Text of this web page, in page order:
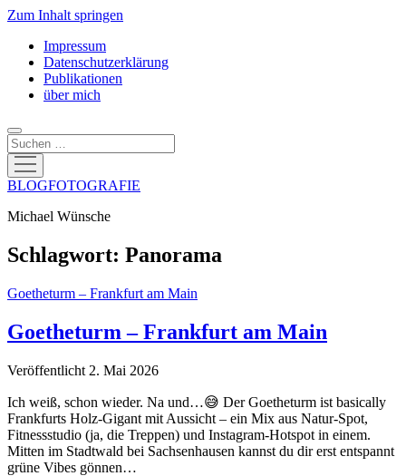
Zum Inhalt springen
Impressum
Datenschutzerklärung
Publikationen
über mich
Suchen
Menü
öffnen
BLOGFOTOGRAFIE
Michael Wünsche
Schlagwort: Panorama
Goetheturm – Frankfurt am Main
Goetheturm – Frankfurt am Main
Veröffentlicht 2. Mai 2026
Ich weiß, schon wieder. Na und…😅 Der Goetheturm ist basically
Frankfurts Holz-Gigant mit Aussicht – ein Mix aus Natur-Spot,
Fitnessstudio (ja, die Treppen) und Instagram-Hotspot in einem.
Mitten im Stadtwald bei Sachsenhausen kannst du dir erst entspannt
grüne Vibes gönnen…